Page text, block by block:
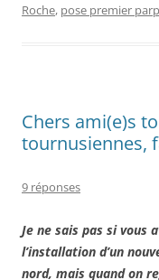
Roche, pose premier
Chers ami(e)s
tournusiennes,
9 réponses
Je ne sais pas si vous
l’installation d’un
nord, mais quand on